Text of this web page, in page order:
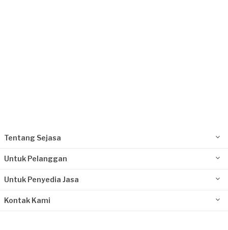
Tentang Sejasa
Untuk Pelanggan
Untuk Penyedia Jasa
Kontak Kami